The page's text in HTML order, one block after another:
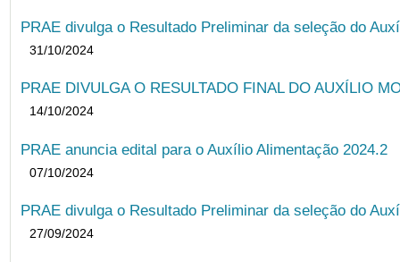
PRAE divulga o Resultado Preliminar da seleção do
31/10/2024
PRAE DIVULGA O RESULTADO FINAL DO AUXÍLIO
14/10/2024
PRAE anuncia edital para o Auxílio Alimentação 2024.2
07/10/2024
PRAE divulga o Resultado Preliminar da seleção do
27/09/2024